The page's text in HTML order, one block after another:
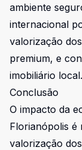
ambiente
internacional
valorização
premium, e
imobiliário local.
Conclusão
O impacto da
Florianópolis é
valorização